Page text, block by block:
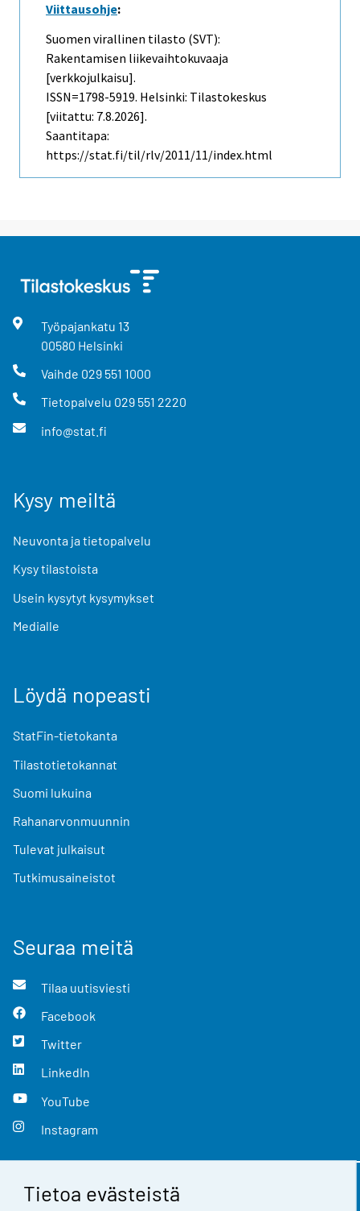
Tietoa evästeistä
Viittausohje:
Suomen virallinen tilasto (SVT):
Rakentamisen liikevaihtokuvaaja
[verkkojulkaisu].
ISSN=1798-5919. Helsinki: Tilastokeskus
[viitattu: 7.8.2026].
Saantitapa:
https://stat.fi/til/rlv/2011/11/index.html
Työpajankatu 13
00580 Helsinki
Vaihde 029 551 1000
Tietopalvelu 029 551 2220
info@stat.fi
Kysy meiltä
Neuvonta ja tietopalvelu
Kysy tilastoista
Usein kysytyt kysymykset
Medialle
Löydä nopeasti
StatFin-tietokanta
Tilastotietokannat
Suomi lukuina
Rahanarvonmuunnin
Tulevat julkaisut
Tutkimusaineistot
Seuraa meitä
Tilaa uutisviesti
Facebook
Twitter
LinkedIn
YouTube
Instagram
Yhteystiedot